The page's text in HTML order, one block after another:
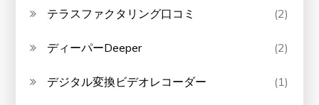
テラスファクタリング口コミ (2)
ディーパーDeeper (2)
デジタル変換ビデオレコーダー (1)